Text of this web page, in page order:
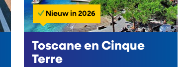
Nieuw in 2026
Toscane en Cinque
Terre